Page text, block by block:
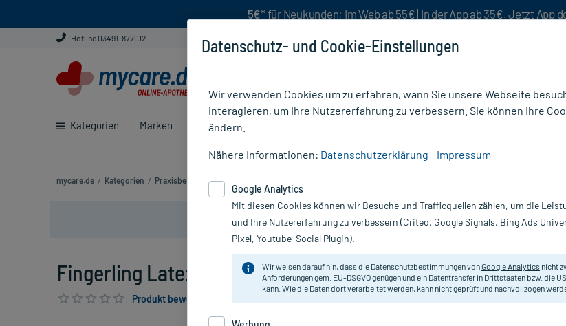
5€* für Neukunden: Im Web ab 55€ | In der App ab 35€. Jetzt App
Hotline 03491-877012
Kategorien Marken Ratgeber
mycare.de / Kategorien / Praxisbedarf / OP Bedarf
Nur für kurze Zeit:Gratis-Versand* ab 19€
Fingerling Latex Op Gr.3, 100 St
Produkt bewerten & PlusHerzen sichern
FINGERLING Latex OP
Inhalt:
Datenschutz- und Cookie-Einstellungen
Wir verwenden Cookies um zu erfahren, wann Sie unsere Webseite
interagieren, um Ihre Nutzererfahrung zu verbessern. Sie können Ihre
ändern.
Nähere Informationen: Datenschutzerklärung Impressum
Google Analytics
Mit diesen Cookies können wir Besuche und Trafficquellen zählen, um die
und Ihre Nutzererfahrung zu verbessern (Criteo, Google Signals, Bing Ads
Pixel, Youtube-Social Plugin).
Wir weisen darauf hin, dass die Datenschutzbestimmungen vonGoogle Analytics nicht
Anforderungen gem. EU-DSGVO genügen und ein Datentransfer in Drittstaaten bzw. die
kann. Wie die Daten dort verarbeitet werden, kann nicht geprüft und nachvollzogen